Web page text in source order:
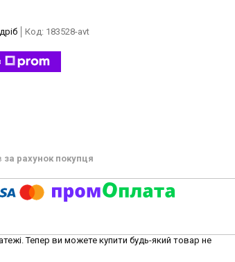
Код: 183528-avt
за рахунок покупця
Тепер ви можете купити будь-який товар не